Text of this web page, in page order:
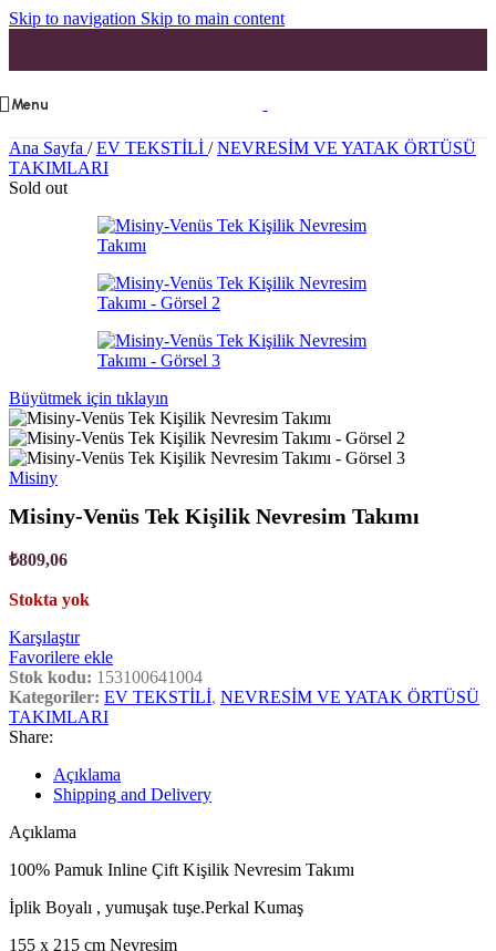
Skip to navigation Skip to main content
Menu
Ana Sayfa / EV TEKSTİLİ / NEVRESİM VE YATAK ÖRTÜSÜ
TAKIMLARI
Sold out
Büyütmek için tıklayın
Misiny
Misiny-Venüs Tek Kişilik Nevresim Takımı
₺809,06
Stokta yok
Karşılaştır
Favorilere ekle
Stok kodu: 153100641004
Kategoriler: EV TEKSTİLİ, NEVRESİM VE YATAK ÖRTÜSÜ
TAKIMLARI
Share:
Açıklama
Shipping and Delivery
Açıklama
100% Pamuk Inline Çift Kişilik Nevresim Takımı
İplik Boyalı , yumuşak tuşe.Perkal Kumaş
155 x 215 cm Nevresim